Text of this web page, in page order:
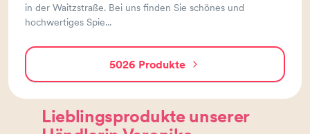
in der Waitzstraße. Bei uns finden Sie schönes und
hochwertiges Spie...
5026 Produkte
vom
Kinderschätze
Lieblingsprodukte unserer